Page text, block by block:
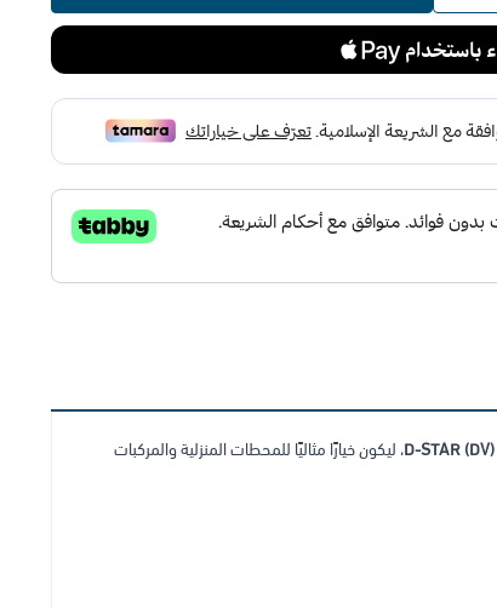
D-STAR (DV)، ليكون خيارًا مثاليًا للمحطات المنزلية والمركبات